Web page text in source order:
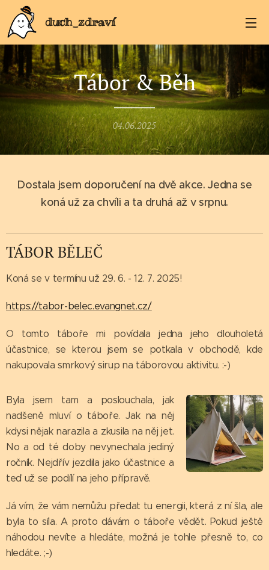
duch_zdraví
Tábor & Běh
04.06.2025
Dostala jsem doporučení na dvě akce. Jedna se
koná už za chvíli a ta druhá až v srpnu.
TÁBOR BĚLEČ
Koná se v termínu už 29. 6. - 12. 7. 2025!
https://tabor-belec.evangnet.cz/
O tomto táboře mi povídala jedna jeho dlouholetá
účastnice, se kterou jsem se potkala v obchodě, kde
nakupovala smrkový sirup na táborovou aktivitu. :-)
Byla jsem tam a poslouchala, jak
nadšeně mluví o táboře. Jak na něj
kdysi nějak narazila a zkusila na něj jet.
No a od té doby nevynechala jediný
ročník. Nejdřív jezdila jako účastnice a
teď už se podílí na jeho přípravě.
Já vím, že vám nemůžu předat tu energii, která z ní šla, ale
byla to síla. A proto dávám o táboře vědět. Pokud ještě
náhodou nevíte a hledáte, možná je tohle přesně to, co
hledáte. ;-)